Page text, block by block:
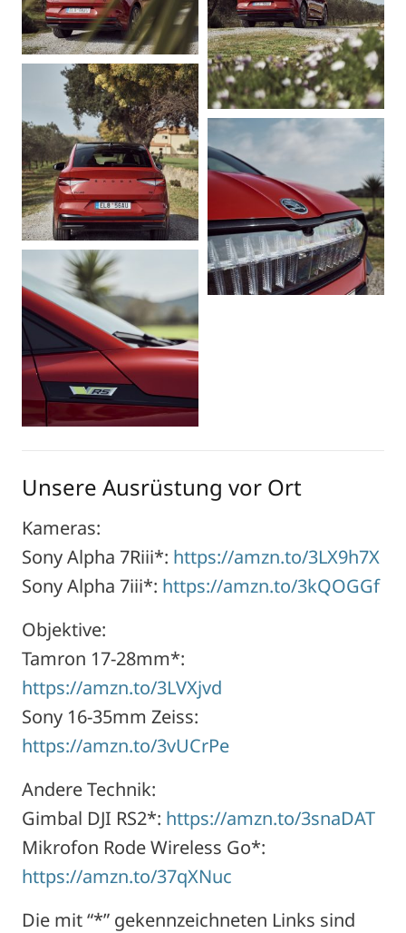
Unsere Ausrüstung vor Ort
Kameras:
Sony Alpha 7Riii*: https://amzn.to/3LX9h7X
Sony Alpha 7iii*: https://amzn.to/3kQOGGf
Objektive:
Tamron 17-28mm*:
https://amzn.to/3LVXjvd
Sony 16-35mm Zeiss:
https://amzn.to/3vUCrPe
Andere Technik:
Gimbal DJI RS2*: https://amzn.to/3snaDAT
Mikrofon Rode Wireless Go*:
https://amzn.to/37qXNuc
Die mit “*” gekennzeichneten Links sind